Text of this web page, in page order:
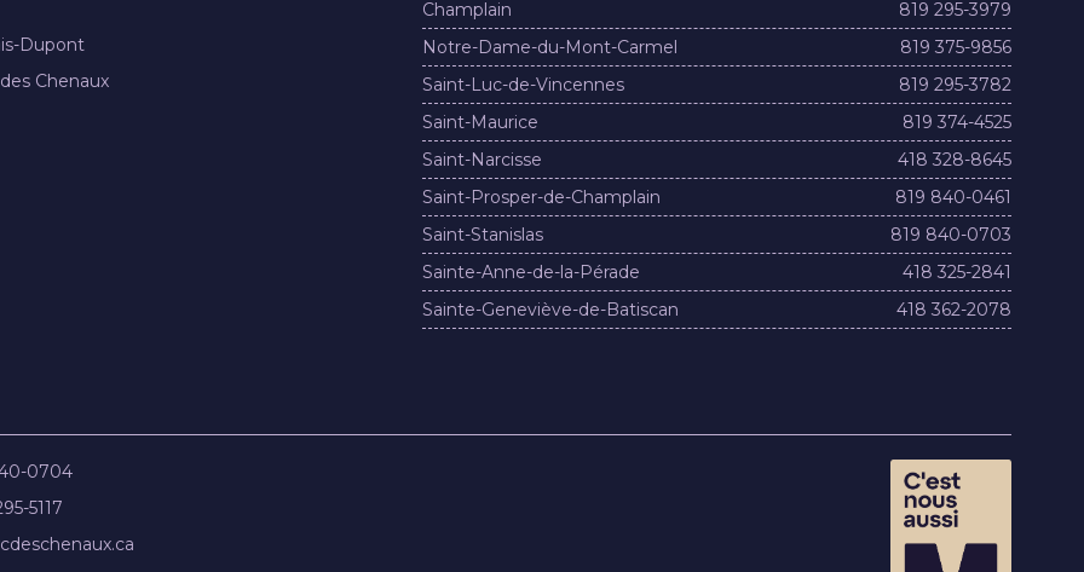
Dupont
Chenaux
Champlain
819 295-3979
Notre-Dame-du-Mont-Carmel
819 375-9856
Saint-Luc-de-Vincennes
819 295-3782
Saint-Maurice
819 374-4525
Saint-Narcisse
418 328-8645
Saint-Prosper-de-Champlain
819 840-0461
Saint-Stanislas
819 840-0703
Sainte-Anne-de-la-Pérade
418 325-2841
Sainte-Geneviève-de-Batiscan
418 362-2078
0704
5117